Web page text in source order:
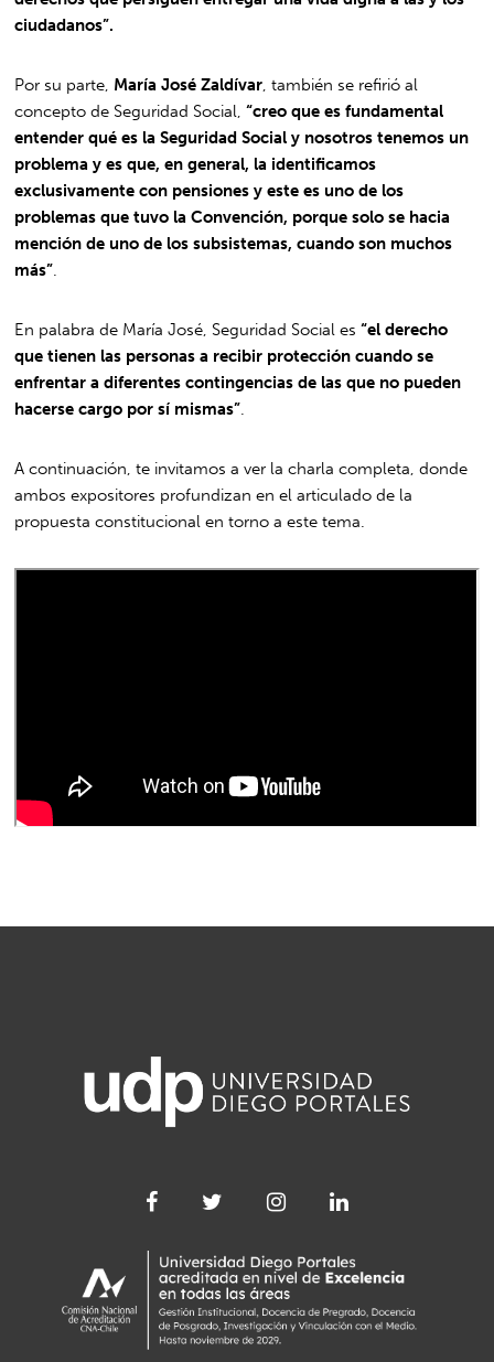
ciudadanos”.
Por su parte, María José Zaldívar , también se refirió al
concepto de Seguridad Social,“creo que es fundamental
entender qué es la Seguridad Social y nosotros tenemos un
problema y es que, en general, la identificamos
exclusivamente con pensiones y este es uno de los
problemas que tuvo la Convención, porque solo se hacia
mención de uno de los subsistemas, cuando son muchos
más”
En palabra de María José, Seguridad Social es“el derecho
que tienen las personas a recibir protección cuando se
enfrentar a diferentes contingencias de las que no pueden
hacerse cargo por sí mismas”
A continuación, te invitamos a ver la charla completa, donde
ambos expositores profundizan en el articulado de la
propuesta constitucional en torno a este tema.